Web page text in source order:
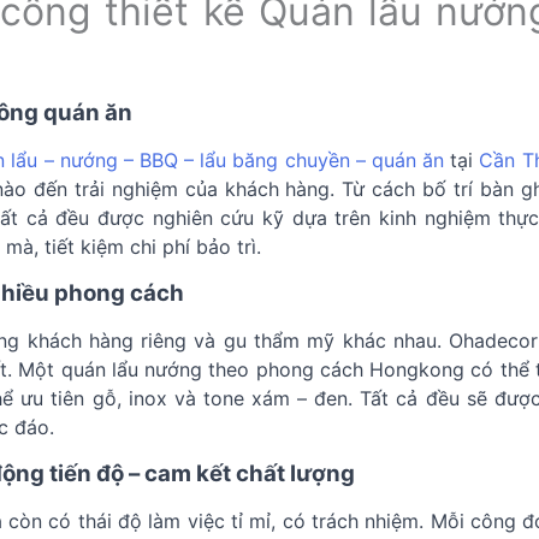
thiết kế Quán lẩu
quán ăn
– nướng – BBQ – lẩu băng chuyền – quán ăn tại Cần
đến trải nghiệm của khách hàng. Từ cách bố trí bàn
cả đều được nghiên cứu kỹ dựa trên kinh nghiệm
tiết kiệm chi phí bảo trì.
phong cách
khách hàng riêng và gu thẩm mỹ khác nhau.
Một quán lẩu nướng theo phong cách Hongkong có
ưu tiên gỗ, inox và tone xám – đen. Tất cả đều sẽ
đáo.
tiến độ – cam kết chất lượng
có thái độ làm việc tỉ mỉ, có trách nhiệm. Mỗi công